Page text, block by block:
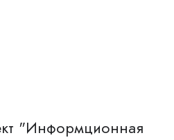
"Информционная